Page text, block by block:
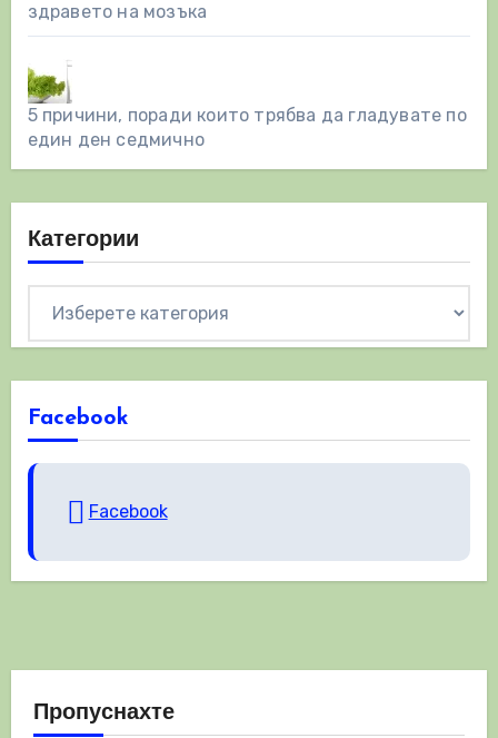
здравето на мозъка
5 причини, поради които трябва да гладувате по
един ден седмично
Категории
Facebook
Facebook
Пропуснахте